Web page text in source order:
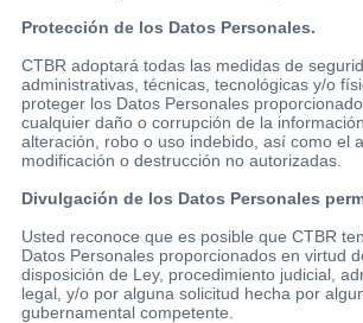
Protección de los Datos Personales.
CTBR adoptará todas las medidas de
administrativas, técnicas, tecnológicas y/o
proteger los Datos Personales
cualquier daño o corrupción de la
alteración, robo o uso indebido, así como el
modificación o destrucción no autorizadas.
Divulgación de los Datos Personales
Usted reconoce que es posible que CTBR
Datos Personales proporcionados en virtud
disposición de Ley, procedimiento judicial,
legal, y/o por alguna solicitud hecha por
gubernamental competente.